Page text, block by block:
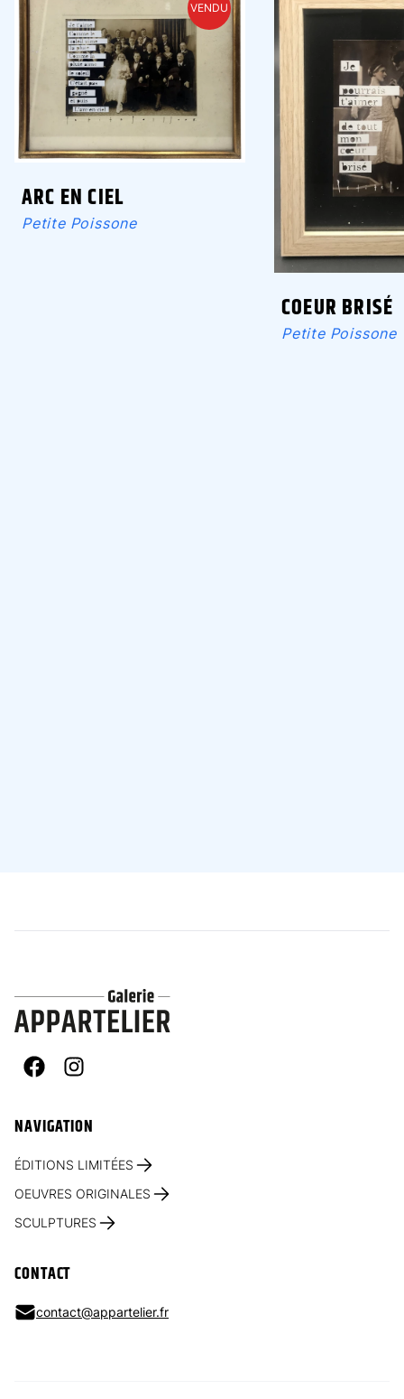
ARC EN CIEL
Petite Poissone
VENDU
COEUR BRISÉ
Petite Poissone
FacebookInstagram
NAVIGATION
ÉDITIONS LIMITÉES
OEUVRES ORIGINALES
SCULPTURES
CONTACT
contact@appartelier.fr